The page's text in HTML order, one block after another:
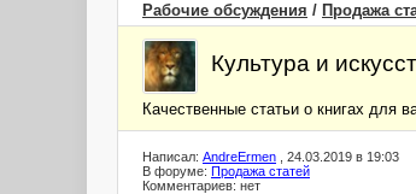
Рабочие обсуждения / Продажа
Культура и
Качественные статьи о книгах для
Написал: AndreErmen , 24.03.2019 в 19:03
В форуме: Продажа статей
Комментариев: нет